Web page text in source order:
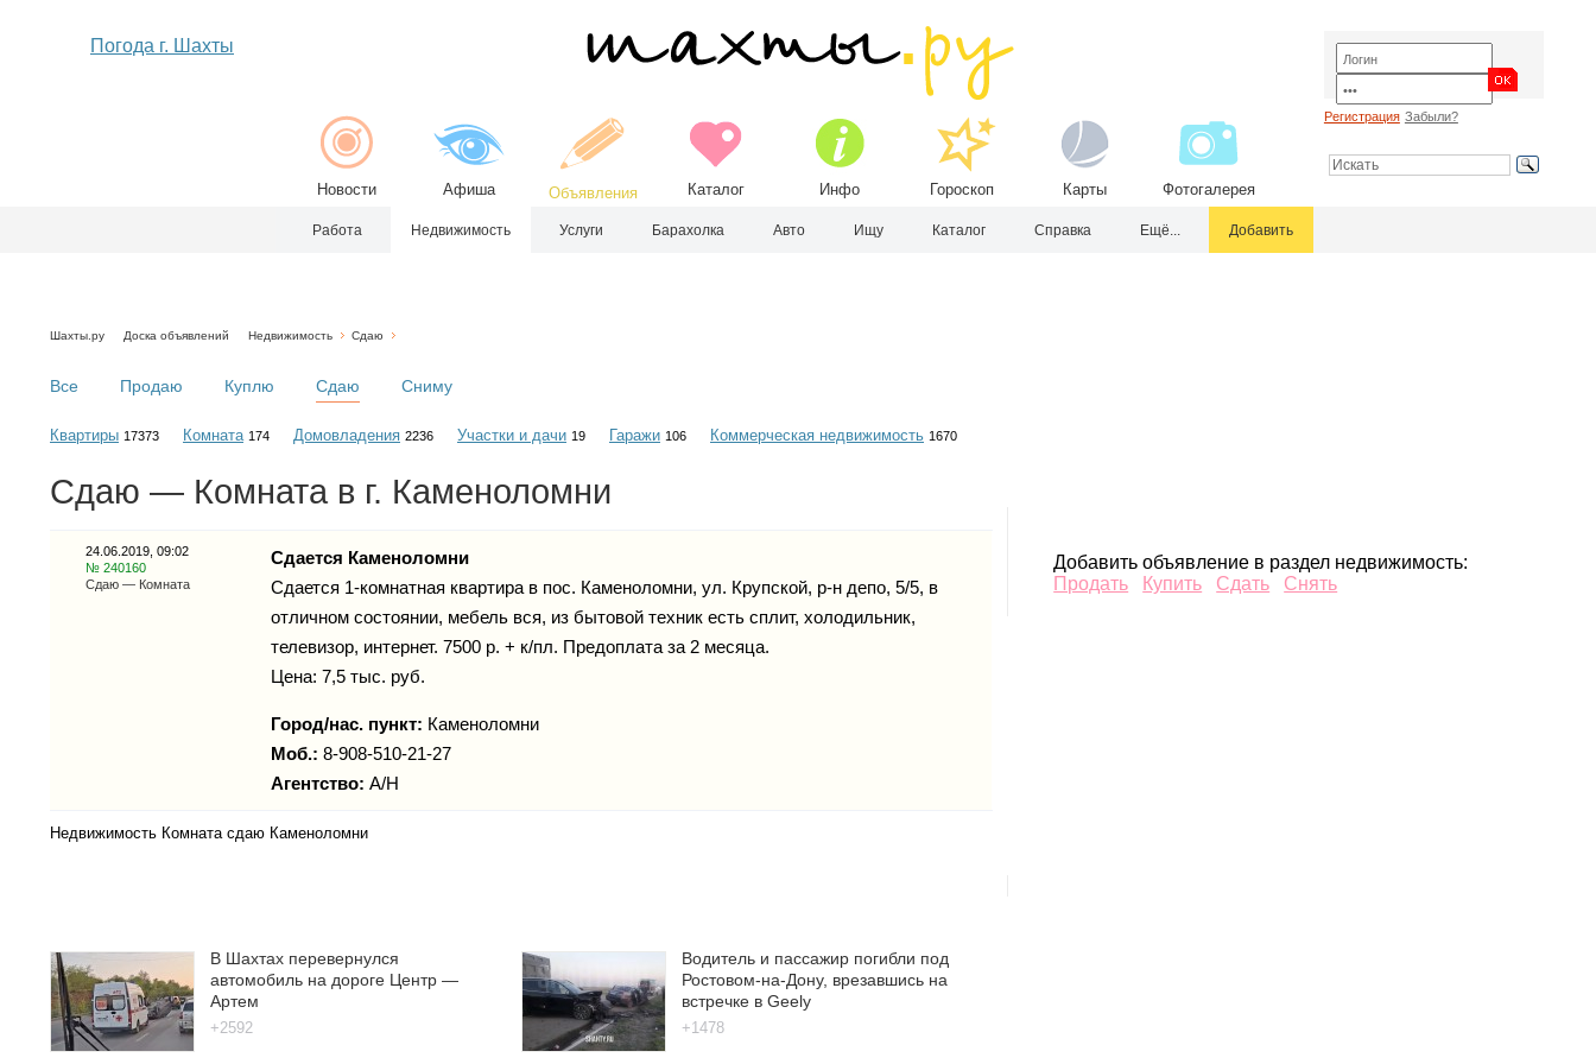
Погода г. Шахты
Новости Афиша Объявления Каталог Инфо Гороскоп Карты Фотогалерея
Регистрация Забыли?
Работа Недвижимость Услуги Барахолка Авто Ищу Каталог Справка Ещё... Добавить
Шахты.ру Доска объявлений Недвижимость Сдаю
Все Продаю Куплю Сдаю Сниму
Квартиры 17373 Комната 174 Домовладения 2236 Участки и дачи 19 Гаражи 106 Коммерческая недвижимость 1670
Сдаю — Комната в г. Каменоломни
24.06.2019, 09:02
№ 240160
Сдаю — Комната
Сдается Каменоломни
Сдается 1-комнатная квартира в пос. Каменоломни, ул. Крупской, р-н депо, 5/5, в
отличном состоянии, мебель вся, из бытовой техник есть сплит, холодильник,
телевизор, интернет. 7500 р. + к/пл. Предоплата за 2 месяца.
Цена: 7,5 тыс. руб.
Город/нас. пункт: Каменоломни
Моб.: 8-908-510-21-27
Агентство: А/н
Недвижимость Комната сдаю Каменоломни
Добавить объявление в раздел недвижимость:
Продать
Купить Сдать Снять
В Шахтах перевернулся
автомобиль на дороге Центр —
Артем
+2592
Водитель и пассажир погибли под
Ростовом-на-Дону, врезавшись на
встречке в Geely
+1478